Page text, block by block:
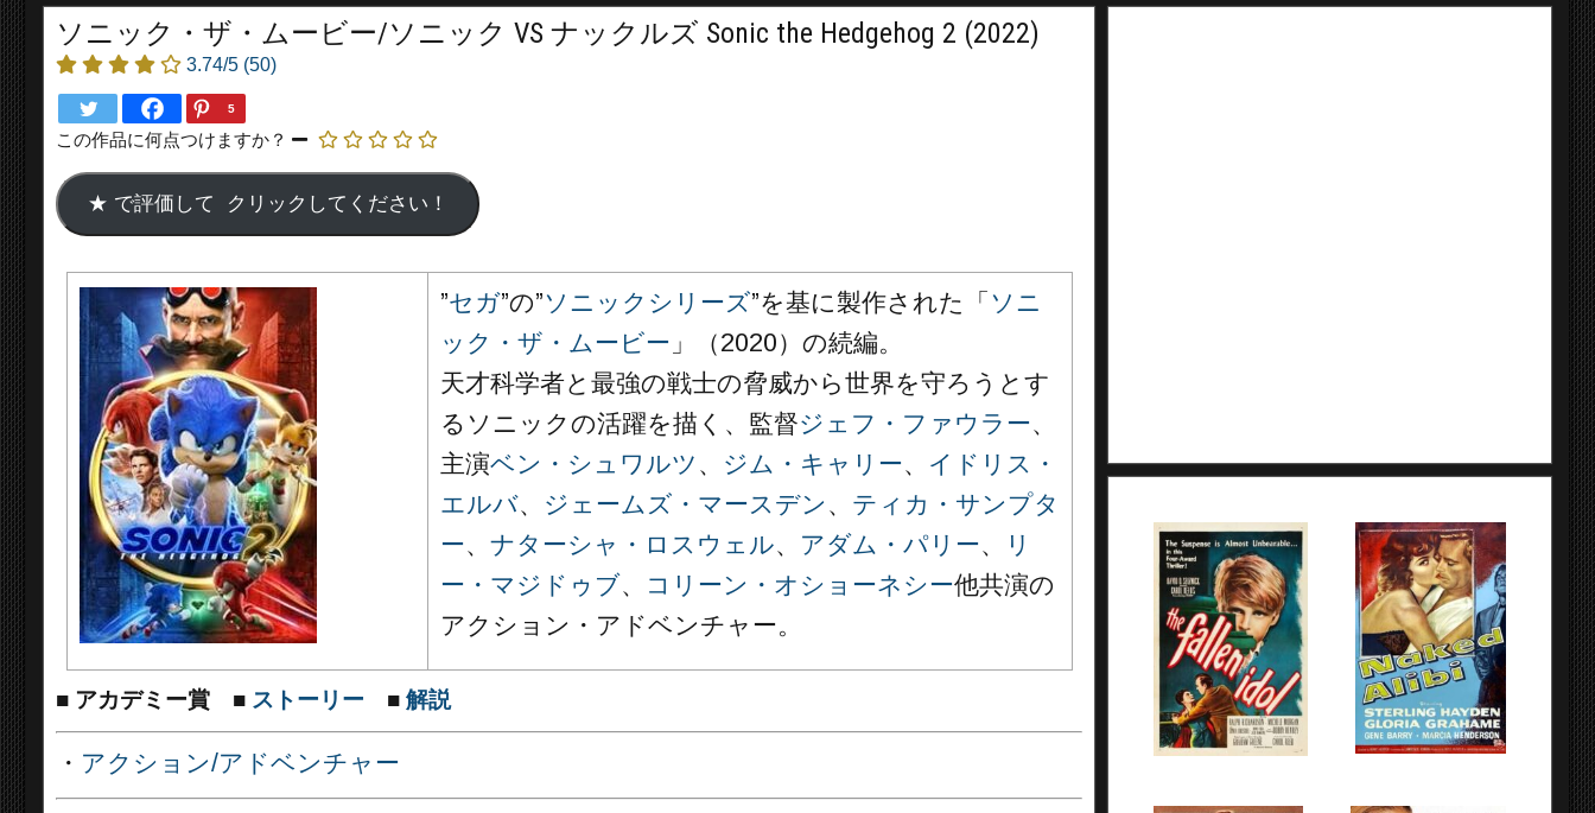
ソニック・ザ・ムービー/ソニック VS ナックルズ Sonic the Hedgehog 2 (2022)
3.74/5 (50)
5
この作品に何点つけますか？
”セガ”の”ソニックシリーズ”を基に製作された「 ソニ
ック・ザ・ムービー 」（2020）の続編。
天才科学者と最強の戦士の脅威から世界を守ろうとす
るソニックの活躍を描く、監督ジェフ・ファウラー、
主演ベン・シュワルツ 、 ジム・キャリー、 イドリス・
エルバ、 ジェームズ・マースデン 、 ティカ・サンプタ
ー、 ナターシャ・ロスウェル、 アダム・パリー、
リ
ー・マジドゥブ、 コリーン・オショーネシー他共演の
アクション・アドベンチャー。
■ アカデミー賞 ■ ストーリー ■ 解説
・ アクション/アドベンチャー